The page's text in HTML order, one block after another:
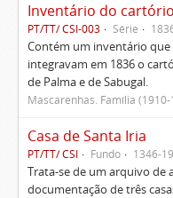
Inventário do cartório
PT/TT/ CSI-003 Série
Contém um inventário
integravam em 1836 o
de Palma e de Sabugal.
Mascarenhas. Família (1910-
Casa de Santa Iria
PT/TT/ CSI Fundo 1346-
Trata-se de um arquivo de
documentação de três